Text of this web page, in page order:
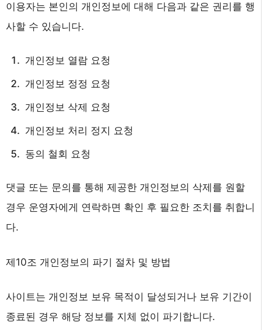
이용자는 본인의 개인정보에 대해 다음과 같은 권리를 행
사할 수 있습니다.
개인정보 열람 요청
개인정보 정정 요청
개인정보 삭제 요청
개인정보 처리 정지 요청
동의 철회 요청
댓글 또는 문의를 통해 제공한 개인정보의 삭제를 원할
경우 운영자에게 연락하면 확인 후 필요한 조치를 취합니
다.
제10조 개인정보의 파기 절차 및 방법
사이트는 개인정보 보유 목적이 달성되거나 보유 기간이
종료된 경우 해당 정보를 지체 없이 파기합니다.